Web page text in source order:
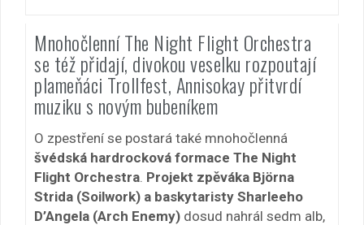
Mnohočlenní The Night Flight Orchestra
se též přidají, divokou veselku rozpoutají
plameňáci Trollfest, Annisokay přitvrdí
muziku s novým bubeníkem
O zpestření se postará také mnohočlenná
švédská hardrocková formace The Night
Flight Orchestra Projekt zpěváka Björna
Strida (Soilwork) a baskytaristy Sharleeho
D’Angela (Arch Enemy) dosud nahrál sedm alb,